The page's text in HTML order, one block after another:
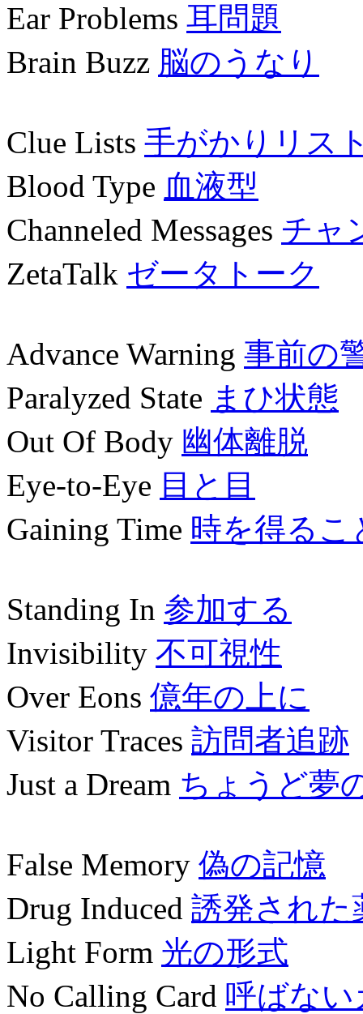
Ear Problems 耳問題
Brain Buzz 脳のうなり
Clue Lists 手がかりリス
Blood Type 血液型
Channeled Messages チャ
ZetaTalk ゼータトーク
Advance Warning 事前の
Paralyzed State まひ状態
Out Of Body 幽体離脱
Eye-to-Eye 目と目
Gaining Time 時を得るこ
Standing In 参加する
Invisibility 不可視性
Over Eons 億年の上に
Visitor Traces 訪問者追跡
Just a Dream ちょうど夢
False Memory 偽の記憶
Drug Induced 誘発された
Light Form 光の形式
No Calling Card 呼ばない